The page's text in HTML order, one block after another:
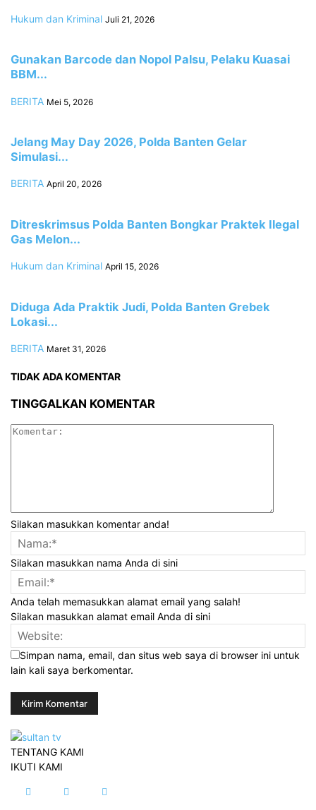
Hukum dan Kriminal Juli 21, 2026
‎Gunakan Barcode dan Nopol Palsu, Pelaku Kuasai
BBM...
BERITA Mei 5, 2026
‎Jelang May Day 2026, Polda Banten Gelar
Simulasi...
BERITA April 20, 2026
‎Ditreskrimsus Polda Banten Bongkar Praktek Ilegal
Gas Melon...
Hukum dan Kriminal April 15, 2026
‎Diduga Ada Praktik Judi, Polda Banten Grebek
Lokasi...
BERITA Maret 31, 2026
TIDAK ADA KOMENTAR
TINGGALKAN KOMENTAR
Silakan masukkan komentar anda!
Silakan masukkan nama Anda di sini
Anda telah memasukkan alamat email yang salah!
Silakan masukkan alamat email Anda di sini
Simpan nama, email, dan situs web saya di browser ini untuk
lain kali saya berkomentar.
TENTANG KAMI
IKUTI KAMI